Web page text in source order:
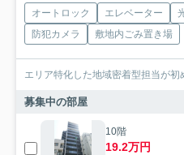
オートロック エレベーター
防犯カメラ
敷地内ごみ置き場
エリア特化した地域密着型担当が
募集中の部屋
10階
19.2万円